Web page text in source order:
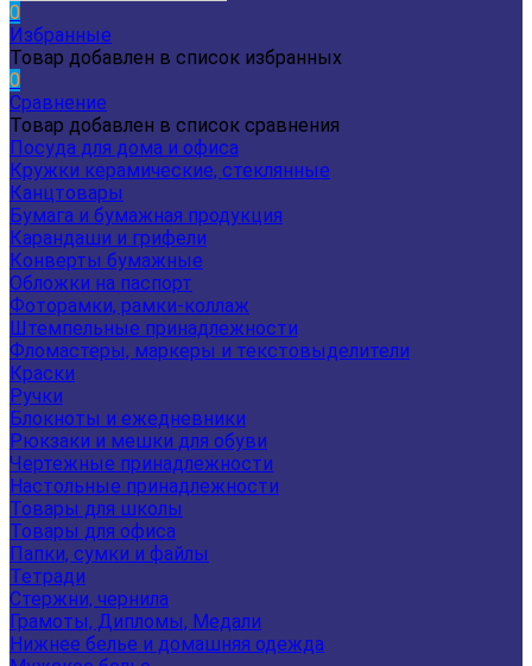
0
Избранные
Товар добавлен в список избранных
0
Сравнение
Товар добавлен в список сравнения
Посуда для дома и офиса
Кружки керамические, стеклянные
Канцтовары
Бумага и бумажная продукция
Карандаши и грифели
Конверты бумажные
Обложки на паспорт
Фоторамки, рамки-коллаж
Штемпельные принадлежности
Фломастеры, маркеры и текстовыделители
Краски
Ручки
Блокноты и ежедневники
Рюкзаки и мешки для обуви
Чертежные принадлежности
Настольные принадлежности
Товары для школы
Товары для офиса
Папки, сумки и файлы
Тетради
Стержни, чернила
Грамоты, Дипломы, Медали
Нижнее белье и домашняя одежда